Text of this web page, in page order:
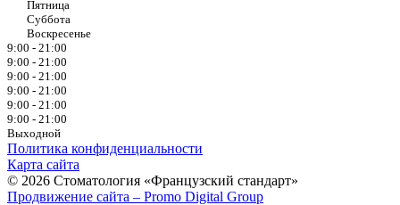
Пятница
Суббота
Воскресенье
9:00 - 21:00
9:00 - 21:00
9:00 - 21:00
9:00 - 21:00
9:00 - 21:00
9:00 - 21:00
Выходной
Политика конфиденциальности
Карта сайта
© 2026 Стоматология «Французский стандарт»
Продвижение сайта – Promo Digital Group